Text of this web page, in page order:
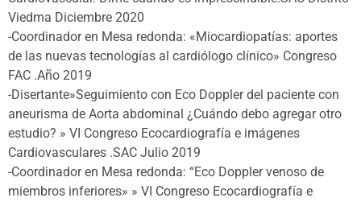
Viedma Diciembre 2020
-Coordinador en Mesa redonda: «Miocardiopatías: aportes
de las nuevas tecnologías al cardiólogo clínico» Congreso
FAC .Año 2019
-Disertante»Seguimiento con Eco Doppler del paciente con
aneurisma de Aorta abdominal ¿Cuándo debo agregar otro
estudio? » VI Congreso Ecocardiografía e imágenes
Cardiovasculares .SAC Julio 2019
-Coordinador en Mesa redonda: “Eco Doppler venoso de
miembros inferiores» » VI Congreso Ecocardiografía e